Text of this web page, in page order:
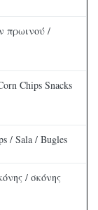
πρωινού /
Chips Snacks
/ Sala / Bugles
/ σκόνης